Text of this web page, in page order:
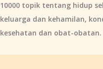
10000 topik tentang hidup
keluarga dan kehamilan,
kesehatan dan obat-obatan.